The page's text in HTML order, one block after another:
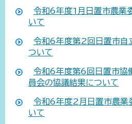
令和6年度1月日置市農業
いて
令和6年度第2回日置市自
ついて
令和6年度第6回日置市協
員会の協議結果について
令和6年度2月日置市農業
いて